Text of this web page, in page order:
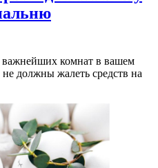
комнат в вашем
должны жалеть средств на